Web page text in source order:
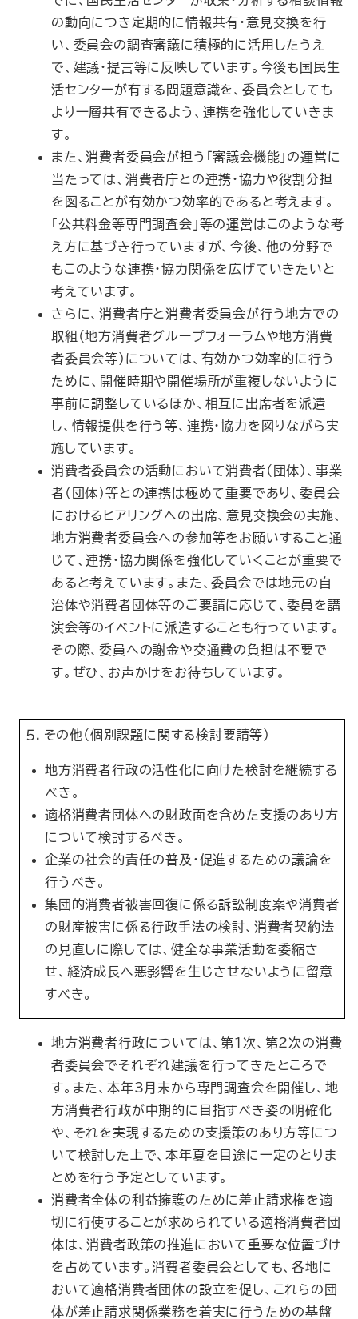
の動向につき定期的に情報共有・意見交換を行
い、委員会の調査審議に積極的に活用したうえ
で、建議・提言等に反映しています。今後も国民生
活センターが有する問題意識を、委員会としても
より一層共有できるよう、連携を強化していきま
す。
また、消費者委員会が担う「審議会機能」の運営に
当たっては、消費者庁との連携・協力や役割分担
を図ることが有効かつ効率的であると考えます。
「公共料金等専門調査会」等の運営はこのような考
え方に基づき行っていますが、今後、他の分野で
もこのような連携・協力関係を広げていきたいと
考えています。
さらに、消費者庁と消費者委員会が行う地方での
取組（地方消費者グループフォーラムや地方消費
者委員会等）については、有効かつ効率的に行う
ために、開催時期や開催場所が重複しないように
事前に調整しているほか、相互に出席者を派遣
し、情報提供を行う等、連携・協力を図りながら実
施しています。
消費者委員会の活動において消費者（団体）、事業
者（団体）等との連携は極めて重要であり、委員会
におけるヒアリングへの出席、意見交換会の実施、
地方消費者委員会への参加等をお願いすること通
じて、連携・協力関係を強化していくことが重要で
あると考えています。また、委員会では地元の自
治体や消費者団体等のご要請に応じて、委員を講
演会等のイベントに派遣することも行っています。
その際、委員への謝金や交通費の負担は不要で
す。ぜひ、お声かけをお待ちしています。
５．その他（個別課題に関する検討要請等）
地方消費者行政の活性化に向けた検討を継続する
べき。
適格消費者団体への財政面を含めた支援のあり方
について検討するべき。
企業の社会的責任の普及・促進するための議論を
行うべき。
集団的消費者被害回復に係る訴訟制度案や消費者
の財産被害に係る行政手法の検討、消費者契約法
の見直しに際しては、健全な事業活動を委縮さ
せ、経済成長へ悪影響を生じさせないように留意
すべき。
地方消費者行政については、第1次、第2次の消費
者委員会でそれぞれ建議を行ってきたところで
す。また、本年3月末から専門調査会を開催し、地
方消費者行政が中期的に目指すべき姿の明確化
や、それを実現するための支援策のあり方等につ
いて検討した上で、本年夏を目途に一定のとりま
とめを行う予定としています。
消費者全体の利益擁護のために差止請求権を適
切に行使することが求められている適格消費者団
体は、消費者政策の推進において重要な位置づけ
を占めています。消費者委員会としても、各地に
おいて適格消費者団体の設立を促し、これらの団
体が差止請求関係業務を着実に行うための基盤